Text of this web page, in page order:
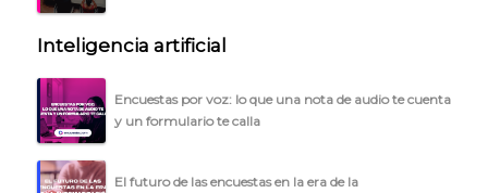
Inteligencia artificial
Encuestas por voz: lo que una nota de audio te cuenta
y un formulario te calla
El futuro de las encuestas en la era de la